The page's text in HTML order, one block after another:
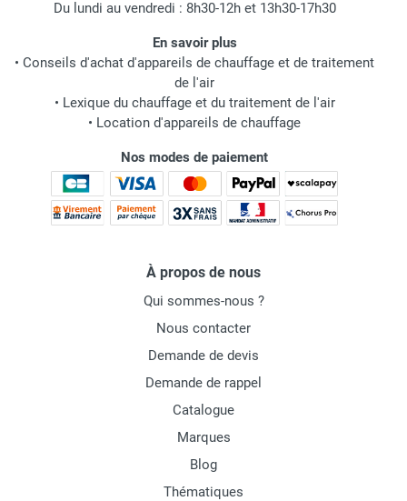
Du lundi au vendredi : 8h30-12h et 13h30-17h30
En savoir plus
• Conseils d'achat d'appareils de chauffage et de traitement
de l'air
• Lexique du chauffage et du traitement de l'air
• Location d'appareils de chauffage
Nos modes de paiement
À propos de nous
Qui sommes-nous ?
Nous contacter
Demande de devis
Demande de rappel
Catalogue
Marques
Blog
Thématiques